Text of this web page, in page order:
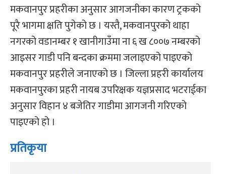
मकवानपुर प्रहरीका अनुसार आगजनीका कारण ट्रकको
पूरै भागमा क्षति पुगेको छ । यस्तै, मकवानपुरको थाहा
नगरको वडानम्बर १ खानीगाउँमा ना ६ ख ८००७ नम्बरको
आइसर गाडी पनि बन्दका क्रममा जलाइएको पाइएको
मकवानपुर प्रहरीले जनाएको छ । जिल्ला प्रहरी कार्यालय
मकवानपुरका प्रहरी नायब उपरिक्षक यज्ञप्रसाद भटराईका
अनुसार विहान ४ बजेतिर गाडीमा आगजनी गरिएको
पाइएको हो ।
प्रतिकृया